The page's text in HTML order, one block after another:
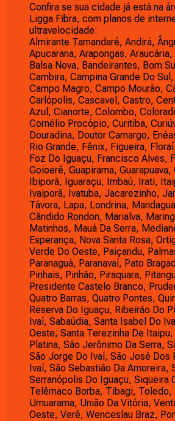
Confira se sua cidade já está na
Ligga Fibra, com planos de
ultravelocidade:
Almirante Tamandaré, Andirá,
Apucarana, Arapongas,
Balsa Nova, Bandeirantes, Bom
Cambira, Campina Grande Do
Campo Magro, Campo Mourão,
Carlópolis, Cascavel, Castro,
Azul, Cianorte, Colombo,
Cornélio Procópio, Curitiba,
Douradina, Doutor Camargo,
Rio Grande, Fênix, Figueira,
Foz Do Iguaçu, Francisco Alves,
Goioerê, Guapirama,
Ibiporã, Iguaraçu, Imbaú, Irati,
Ivaiporã, Ivatuba, Jacarezinho,
Távora, Lapa, Londrina,
Cândido Rondon, Marialva,
Matinhos, Mauá Da Serra,
Esperança, Nova Santa Rosa,
Verde Do Oeste, Paiçandu,
Paranaguá, Paranavaí, Pato
Pinhais, Pinhão, Piraquara,
Presidente Castelo Branco,
Quatro Barras, Quatro Pontes,
Reserva Do Iguaçu, Ribeirão Do
Ivaí, Sabaúdia, Santa Isabel Do
Oeste, Santa Terezinha De
Platina, São Jerônimo Da Serra,
São Jorge Do Ivaí, São José Dos
Ivaí, São Sebastião Da Amoreira,
Serranópolis Do Iguaçu, Siqueira
Telêmaco Borba, Tibagi, Toledo,
Umuarama, União Da Vitória,
Oeste, Verê, Wenceslau Braz,